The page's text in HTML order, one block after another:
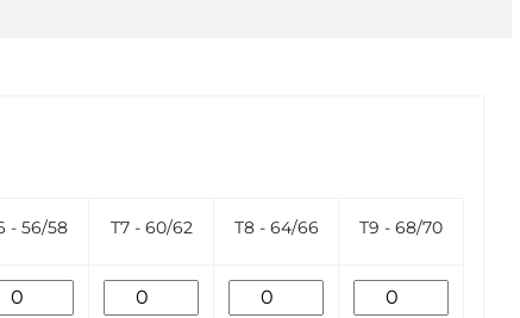
- 56/58 T7 - 60/62 T8 - 64/66 T9 - 68/70